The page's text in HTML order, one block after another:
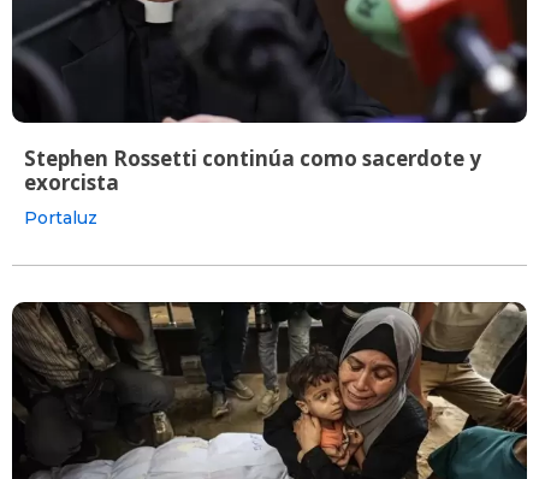
Stephen Rossetti continúa como sacerdote y
exorcista
Portaluz